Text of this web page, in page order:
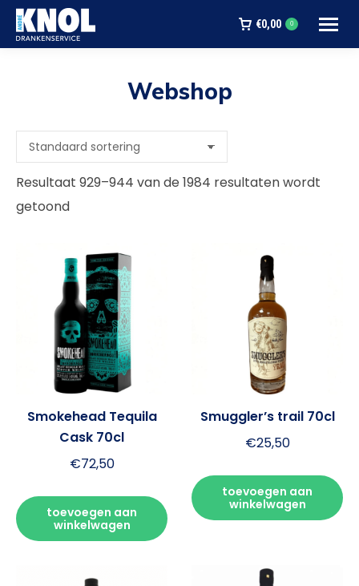
€0,00 0
Webshop
Resultaat 929–944 van de 1984 resultaten wordt
getoond
Smokehead Tequila
Cask 70cl
€72,50
toevoegen aan
winkelwagen
Smuggler’s trail 70cl
€25,50
toevoegen aan
winkelwagen